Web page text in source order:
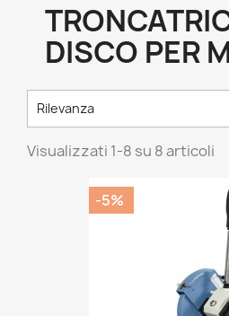
DISCO PER
Rilevanza
Visualizzati 1-8 su 8 articoli
-5%